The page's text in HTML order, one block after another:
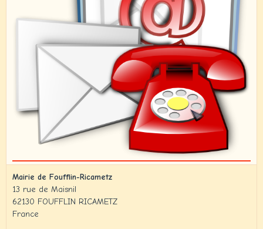
Mairie de Foufflin-Ricametz
13 rue de Maisnil
62130 FOUFFLIN RICAMETZ
France